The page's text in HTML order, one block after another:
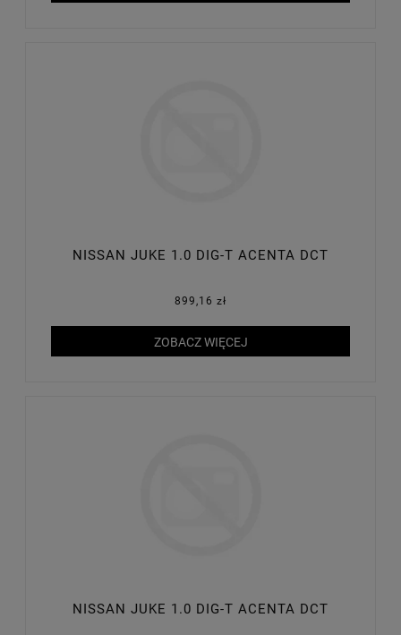
NISSAN JUKE 1.0 DIG-T ACENTA DCT
899,16 zł
ZOBACZ WIĘCEJ
NISSAN JUKE 1.0 DIG-T ACENTA DCT